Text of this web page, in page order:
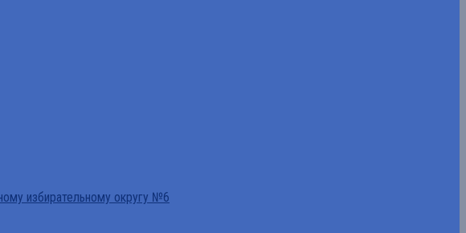
избирательному округу №6